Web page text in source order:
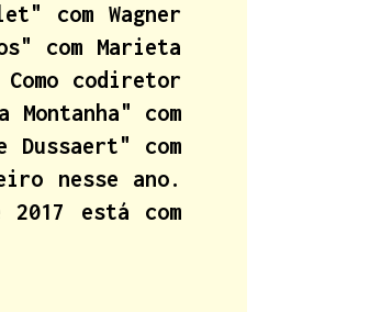
com Wagner
com Marieta
codiretor
com
Dussaert" com
nesse ano.
está com